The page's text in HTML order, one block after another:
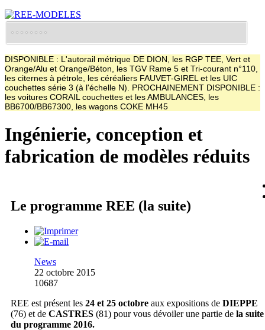
DISPONIBLE : L'autorail métrique DE DION, les RGP TEE, Vert et
Orange/Alu et Orange/Béton, les TGV Rame 5 et Tri-courant n°110,
les citernes à pétrole, les céréaliers FAUVET-GIREL et les UIC
couchettes série 3 (à l'échelle N). PROCHAINEMENT DISPONIBLE :
les voitures CORAIL couchettes et les AMBULANCES, les
BB6700/BB67300, les wagons COKE MH45
Ingénierie, conception et
fabrication de modèles réduits
Le programme REE (la suite)
News
22 octobre 2015
10687
REE est présent les 24 et 25 octobre aux expositions de DIEPPE
(76) et de CASTRES (81) pour vous dévoiler une partie de la suite
du programme 2016.